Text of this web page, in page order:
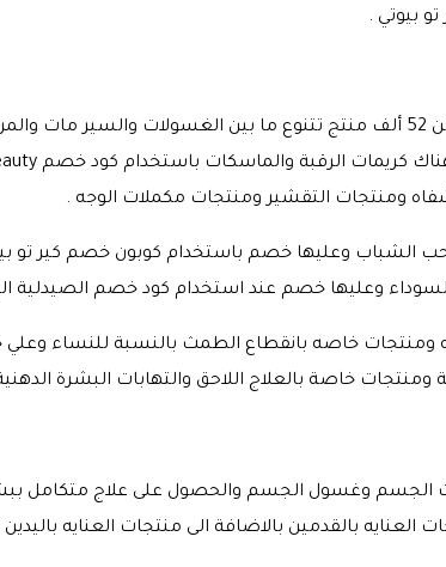
بيوتي .
هو القسم الأشهر في هذا المتجر والذي يحتوي على أكثر من 52 ألف منتج تتنوع ما بين
ومنتجات التقشير ومنتجات مكملات الوجه .
الشباب وعليها خصم باستخدام كوبون خصم كير تو
وعليها خصم عند استخدام كود خصم الصيدلية
ومنتجات خاصه بانقطاع الطمث بالنسبة للنساء
خاصة بالعلاج اللاحق والتهابات البشرة
وغسول الجسم والحصول على علاج متكامل ببشرة
بالقدمين بالاضافة الى منتجات العنايه